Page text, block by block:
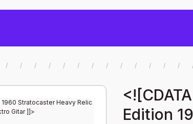
Edition